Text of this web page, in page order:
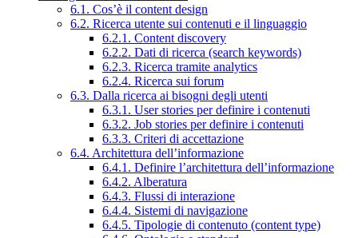
6.1. Cos’è il content design
6.2. Ricerca utente sui contenuti e il linguaggio
6.2.1. Content discovery
6.2.2. Dati di ricerca (search keywords)
6.2.3. Ricerca tramite analytics
6.2.4. Ricerca sui forum
6.3. Dalla ricerca ai bisogni degli utenti
6.3.1. User stories per definire i contenuti
6.3.2. Job stories per definire i contenuti
6.3.3. Criteri di accettazione
6.4. Architettura dell’informazione
6.4.1. Definire l’architettura dell’informazione
6.4.2. Alberatura
6.4.3. Flussi di interazione
6.4.4. Sistemi di navigazione
6.4.5. Tipologie di contenuto (content type)